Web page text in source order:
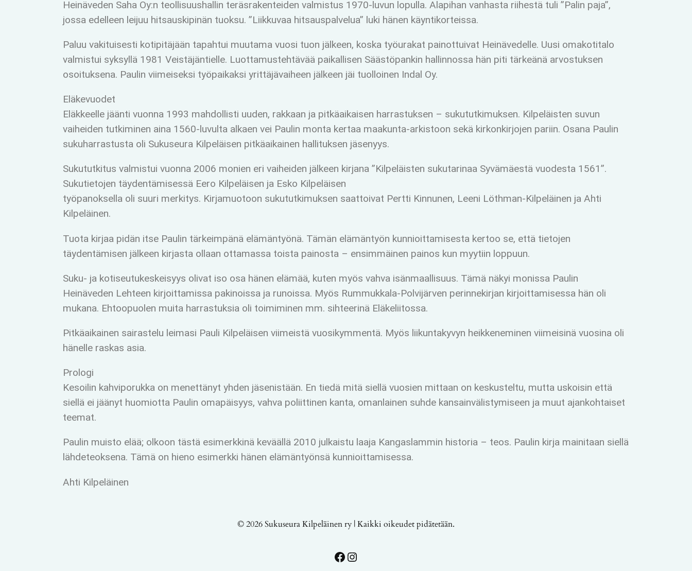
Heinäveden Saha Oy:n teollisuushallin teräsrakenteiden valmistus 1970-luvun lopulla. Alapihan vanhasta riihestä tuli ”Palin paja”,
jossa edelleen leijuu hitsauskipinän tuoksu. ”Liikkuvaa hitsauspalvelua” luki hänen käyntikorteissa.
Paluu vakituisesti kotipitäjään tapahtui muutama vuosi tuon jälkeen, koska työurakat painottuivat Heinävedelle. Uusi omakotitalo
valmistui syksyllä 1981 Veistäjäntielle. Luottamustehtävää paikallisen Säästöpankin hallinnossa hän piti tärkeänä arvostuksen
osoituksena. Paulin viimeiseksi työpaikaksi yrittäjävaiheen jälkeen jäi tuolloinen Indal Oy.
Eläkevuodet
Eläkkeelle jäänti vuonna 1993 mahdollisti uuden, rakkaan ja pitkäaikaisen harrastuksen – sukututkimuksen. Kilpeläisten suvun
vaiheiden tutkiminen aina 1560-luvulta alkaen vei Paulin monta kertaa maakunta-arkistoon sekä kirkonkirjojen pariin. Osana Paulin
sukuharrastusta oli Sukuseura Kilpeläisen pitkäaikainen hallituksen jäsenyys.
Sukututkitus valmistui vuonna 2006 monien eri vaiheiden jälkeen kirjana ”Kilpeläisten sukutarinaa Syvämäestä vuodesta 1561”.
Sukutietojen täydentämisessä Eero Kilpeläisen ja Esko Kilpeläisen
työpanoksella oli suuri merkitys. Kirjamuotoon sukututkimuksen saattoivat Pertti Kinnunen, Leeni Löthman-Kilpeläinen ja Ahti
Kilpeläinen.
Tuota kirjaa pidän itse Paulin tärkeimpänä elämäntyönä. Tämän elämäntyön kunnioittamisesta kertoo se, että tietojen
täydentämisen jälkeen kirjasta ollaan ottamassa toista painosta – ensimmäinen painos kun myytiin loppuun.
Suku- ja kotiseutukeskeisyys olivat iso osa hänen elämää, kuten myös vahva isänmaallisuus. Tämä näkyi monissa Paulin
Heinäveden Lehteen kirjoittamissa pakinoissa ja runoissa. Myös Rummukkala-Polvijärven perinnekirjan kirjoittamisessa hän oli
mukana. Ehtoopuolen muita harrastuksia oli toimiminen mm. sihteerinä Eläkeliitossa.
Pitkäaikainen sairastelu leimasi Pauli Kilpeläisen viimeistä vuosikymmentä. Myös liikuntakyvyn heikkeneminen viimeisinä vuosina oli
hänelle raskas asia.
Prologi
Kesoilin kahviporukka on menettänyt yhden jäsenistään. En tiedä mitä siellä vuosien mittaan on keskusteltu, mutta uskoisin että
siellä ei jäänyt huomiotta Paulin omapäisyys, vahva poliittinen kanta, omanlainen suhde kansainvälistymiseen ja muut ajankohtaiset
teemat.
Paulin muisto elää; olkoon tästä esimerkkinä keväällä 2010 julkaistu laaja Kangaslammin historia – teos. Paulin kirja mainitaan siellä
lähdeteoksena. Tämä on hieno esimerkki hänen elämäntyönsä kunnioittamisessa.
Ahti Kilpeläinen
© 2026 Sukuseura Kilpeläinen ry | Kaikki oikeudet pidätetään.